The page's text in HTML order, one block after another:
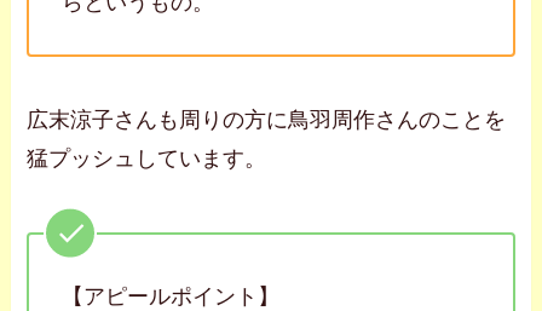
広末涼子さんも周りの方に鳥羽周作さんのことを
猛プッシュしています。
【アピールポイント】